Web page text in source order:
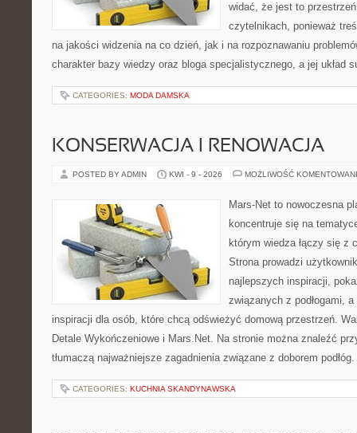
widać, że jest to
czytelnikach, ponieważ
na jakości widzenia na co dzień, jak i na rozpoznawaniu
charakter bazy wiedzy oraz bloga specjalistycznego, a jej układ
CATEGORIES: MODA DAMSKA
KONSERWACJA I RENOWACJA
POSTED BY ADMIN KWI - 9 - 2026 MOŻLIWOŚĆ
Mars-Net to nowoczesna
koncentruje się na
którym wiedza łączy się z
Strona prowadzi
najlepszych inspiracji,
związanych z podłogami,
inspiracji dla osób, które chcą odświeżyć domową przestrzeń.
Detale Wykończeniowe i Mars.Net. Na stronie można znaleźć
tłumaczą najważniejsze zagadnienia związane z doborem
CATEGORIES: KUCHNIA SKANDYNAWSKA